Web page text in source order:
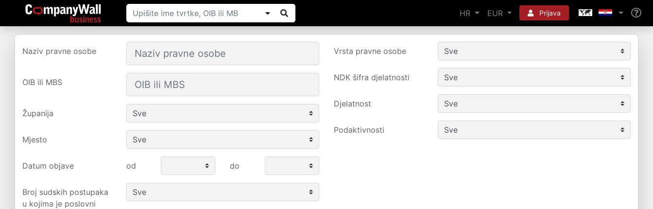
HR EUR Prijava
Naziv pravne osobe
OIB ili MBS
Županija
Mjesto
Vrsta pravne osobe
NDK šifra djelatnosti
Djelatnost
Podaktivnosti
Datum objave od do
Broj sudskih postupaka
u kojima je poslovni